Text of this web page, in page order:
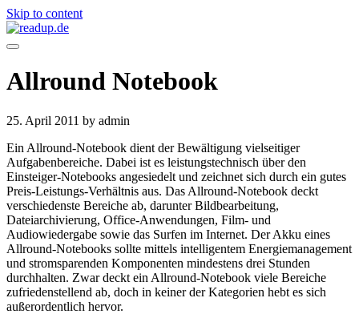
Skip to content
Allround Notebook
25. April 2011 by admin
Ein Allround-Notebook dient der Bewältigung vielseitiger
Aufgabenbereiche. Dabei ist es leistungstechnisch über den
Einsteiger-Notebooks angesiedelt und zeichnet sich durch ein gutes
Preis-Leistungs-Verhältnis aus. Das Allround-Notebook deckt
verschiedenste Bereiche ab, darunter Bildbearbeitung,
Dateiarchivierung, Office-Anwendungen, Film- und
Audiowiedergabe sowie das Surfen im Internet. Der Akku eines
Allround-Notebooks sollte mittels intelligentem Energiemanagement
und stromsparenden Komponenten mindestens drei Stunden
durchhalten. Zwar deckt ein Allround-Notebook viele Bereiche
zufriedenstellend ab, doch in keiner der Kategorien hebt es sich
außerordentlich hervor.